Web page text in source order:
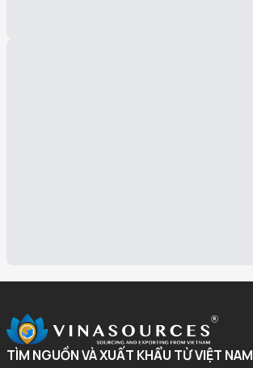
TÌM NGUỒN VÀ XUẤT KHẨU TỪ VIỆT NAM